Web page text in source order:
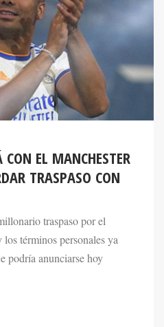
EL MANCHESTER
TRASPASO CON
traspaso por el
términos personales ya
podría anunciarse hoy